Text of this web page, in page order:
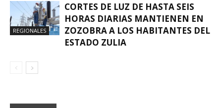
REGIONALES
CORTES DE LUZ DE HASTA SEIS
HORAS DIARIAS MANTIENEN EN
ZOZOBRA A LOS HABITANTES DEL
ESTADO ZULIA